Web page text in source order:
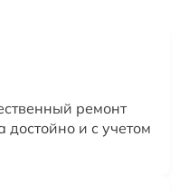
ремонт
достойно и с учетом